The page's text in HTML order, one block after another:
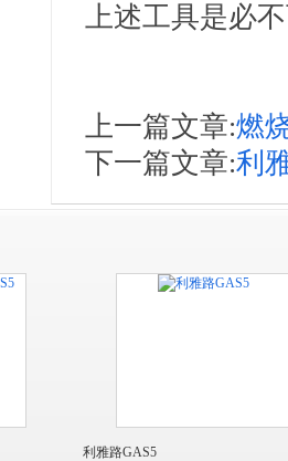
上述工具是必
上一篇文章:燃
下一篇文章:利
利雅路GAS5